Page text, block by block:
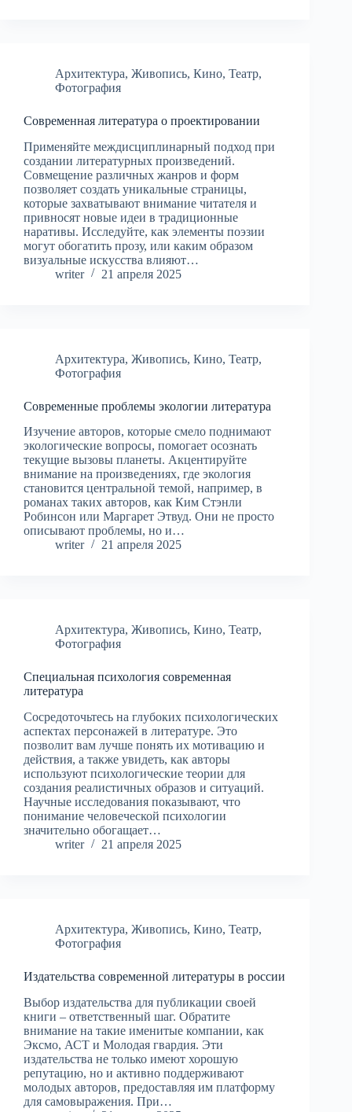
Архитектура, Живопись, Кино, Театр,
Фотография
Современная литература о проектировании
Применяйте междисциплинарный подход при
создании литературных произведений.
Совмещение различных жанров и форм
позволяет создать уникальные страницы,
которые захватывают внимание читателя и
привносят новые идеи в традиционные
наративы. Исследуйте, как элементы поэзии
могут обогатить прозу, или каким образом
визуальные искусства влияют…
writer
21 апреля 2025
Архитектура, Живопись, Кино, Театр,
Фотография
Современные проблемы экологии литература
Изучение авторов, которые смело поднимают
экологические вопросы, помогает осознать
текущие вызовы планеты. Акцентируйте
внимание на произведениях, где экология
становится центральной темой, например, в
романах таких авторов, как Ким Стэнли
Робинсон или Маргарет Этвуд. Они не просто
описывают проблемы, но и…
writer
21 апреля 2025
Архитектура, Живопись, Кино, Театр,
Фотография
Специальная психология современная
литература
Сосредоточьтесь на глубоких психологических
аспектах персонажей в литературе. Это
позволит вам лучше понять их мотивацию и
действия, а также увидеть, как авторы
используют психологические теории для
создания реалистичных образов и ситуаций.
Научные исследования показывают, что
понимание человеческой психологии
значительно обогащает…
writer
21 апреля 2025
Архитектура, Живопись, Кино, Театр,
Фотография
Издательства современной литературы в россии
Выбор издательства для публикации своей
книги – ответственный шаг. Обратите
внимание на такие именитые компании, как
Эксмо, АСТ и Молодая гвардия. Эти
издательства не только имеют хорошую
репутацию, но и активно поддерживают
молодых авторов, предоставляя им платформу
для самовыражения. При…